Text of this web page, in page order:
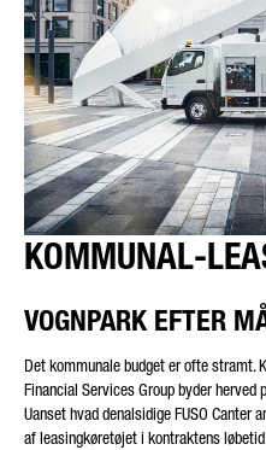
KOMMUNAL-
VOGNPARK EFTER
Det kommunale budget er ofte stramt.
Financial Services Group byder
Uanset hvad denalsidige FUSO Canter
af leasingkøretøjet i kontraktens